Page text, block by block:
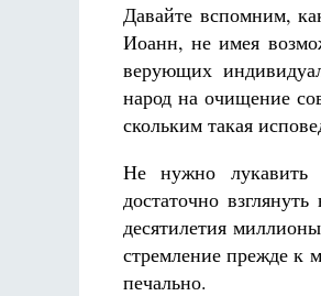
Давайте вспомним,
Иоанн, не имея
верующих
народ на очищение
скольким такая
Не нужно лукавить
достаточно
десятилетия
стремление прежде к
печально.